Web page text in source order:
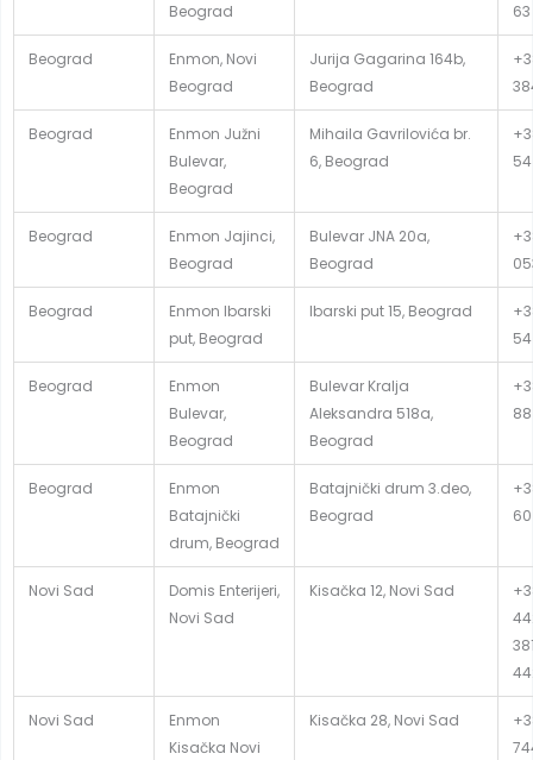
Beograd
Beograd
Enmon, Novi
Beograd
Jurija Gagarina 164b,
Beograd
Beograd
Enmon Južni
Bulevar,
Beograd
Mihaila Gavrilovića br.
6, Beograd
Beograd
Enmon Jajinci,
Beograd
Bulevar JNA 20a,
Beograd
Beograd
Enmon Ibarski
put, Beograd
Ibarski put 15, Beograd
Beograd
Enmon
Bulevar,
Beograd
Bulevar Kralja
Aleksandra 518a,
Beograd
Beograd
Enmon
Batajnički
drum, Beograd
Batajnički drum 3.deo,
Beograd
Novi Sad
Domis Enterijeri,
Novi Sad
Kisačka 12, Novi Sad
Novi Sad
Enmon
Kisačka Novi
Kisačka 28, Novi Sad